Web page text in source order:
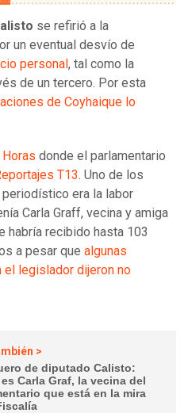
se refirió a la
un eventual desvío de
personal, tal como la
de un tercero. Por esta
de Coyhaique lo
donde el parlamentario
T13. Uno de los
era la labor
Carla Graff, vecina y amiga
habría recibido hasta 103
a pesar que algunas
el legislador dijeron no
>
de diputado Calisto:
Carla Graf, la vecina del
que está en la mira